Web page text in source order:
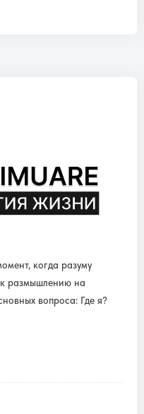
когда разуму
размышлению на
вопроса: Где я?